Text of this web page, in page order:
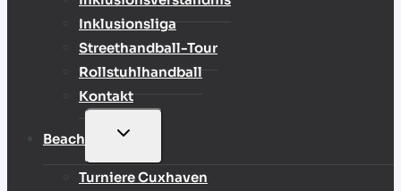
Inklusionsliga
Streethandball-Tour
Rollstuhlhandball
Kontakt
Beach
UNTERMENÜ
Turniere Cuxhaven